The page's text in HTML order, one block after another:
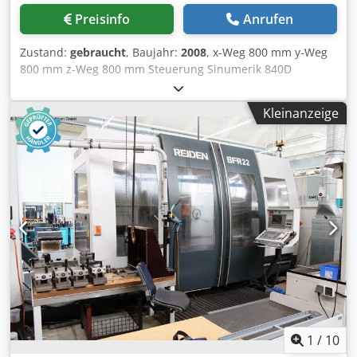
Preisinfo Anrufen
Zustand: gebraucht, Baujahr: 2008, x-Weg 800 mm y-Weg
800 mm z-Weg 800 mm Steuerung Sinumerik 840D
Spindeldrehzahlen - stufenlos 20 - 18.000 U/min
Antriebsleistung 40% ED 28,00 kW Antriebsleistung 100%
ED 19,00 kW Drehmoment an der Spindel 121 / 82 Nm
Spindelaufnahme HSK-A63 B-Achse -10 - +180 ° Dcodpewiii
Hofx Ab Djk c-Achse 360 x 0,001 ° Vorschub X/Y/Z-Achse 20
- 10.000 mm/min Eilgang X/Y/Z 60,00 m/min Vorschub B-
Achse 1 - 10.800 °/min Eilgang B-Achse 30,00 U/min
Palettengröße 800 x 630 mm Werkstückdurchmesser - max.
800 mm Werkstückhöhe - max. 1.330 mm Tischbelastung
1,20 t Werkzeugmagazin: Kettenmagazin 180 Stück
Werkzeugdurchmesser 80 mm Werkzeugdurchmesser bei
2 Freiplätzen 160 mm Werkzeuglänge - max. 450 mm
Werkzeuggewicht max. 15,00 kg Gesamtleistungsbedarf
57,00 kW Maschinengewicht ca. 22,00 t Raumbedarf ca.
8,50 x 5,50 x H3,80 m 5-Achs-Bearbeiungszentrum mit
Steuerung SIEMENS Sinumerik 840D powerline,
Palettenspeicher RS4, Späneförderer, Kühlmittelanlage mit
Kleinanzeige
1 / 10